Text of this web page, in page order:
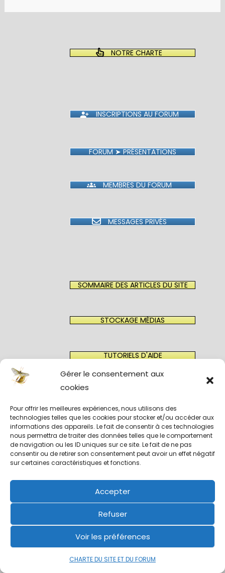
Gérer le consentement aux
cookies
Pour offrir les meilleures expériences, nous utilisons des
technologies telles que les cookies pour stocker et/ou accéder aux
informations des appareils. Le fait de consentir à ces technologies
nous permettra de traiter des données telles que le comportement
de navigation ou les ID uniques sur ce site. Le fait de ne pas
consentir ou de retirer son consentement peut avoir un effet négatif
sur certaines caractéristiques et fonctions.
Accepter
Refuser
Voir les préférences
CHARTE DU SITE ET DU FORUM
NOTRE CHARTE
INSCRIPTIONS AU FORUM
FORUM ➤ PRÉSENTATIONS
MEMBRES DU FORUM
MESSAGES PRIVÉS
SOMMAIRE DES ARTICLES DU SITE
STOCKAGE MÉDIAS
TUTORIELS D'AIDE
Articles récents